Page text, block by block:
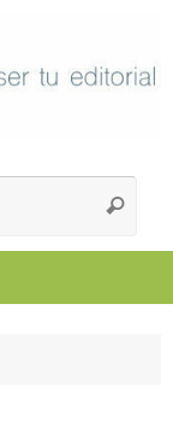
Buscar